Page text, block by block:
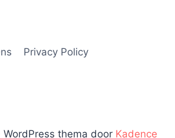
Privacy Policy
thema door Kadence